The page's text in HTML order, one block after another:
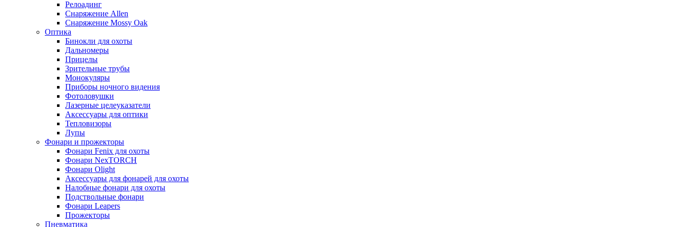
Релоадинг
Снаряжение Allen
Снаряжение Mossy Oak
Оптика
Бинокли для охоты
Дальномеры
Прицелы
Зрительные трубы
Монокуляры
Приборы ночного видения
Фотоловушки
Лазерные целеуказатели
Аксессуары для оптики
Тепловизоры
Лупы
Фонари и прожекторы
Фонари Fenix для охоты
Фонари NexTORCH
Фонари Olight
Аксессуары для фонарей для охоты
Налобные фонари для охоты
Подствольные фонари
Фонари Leapers
Прожекторы
Пневматика